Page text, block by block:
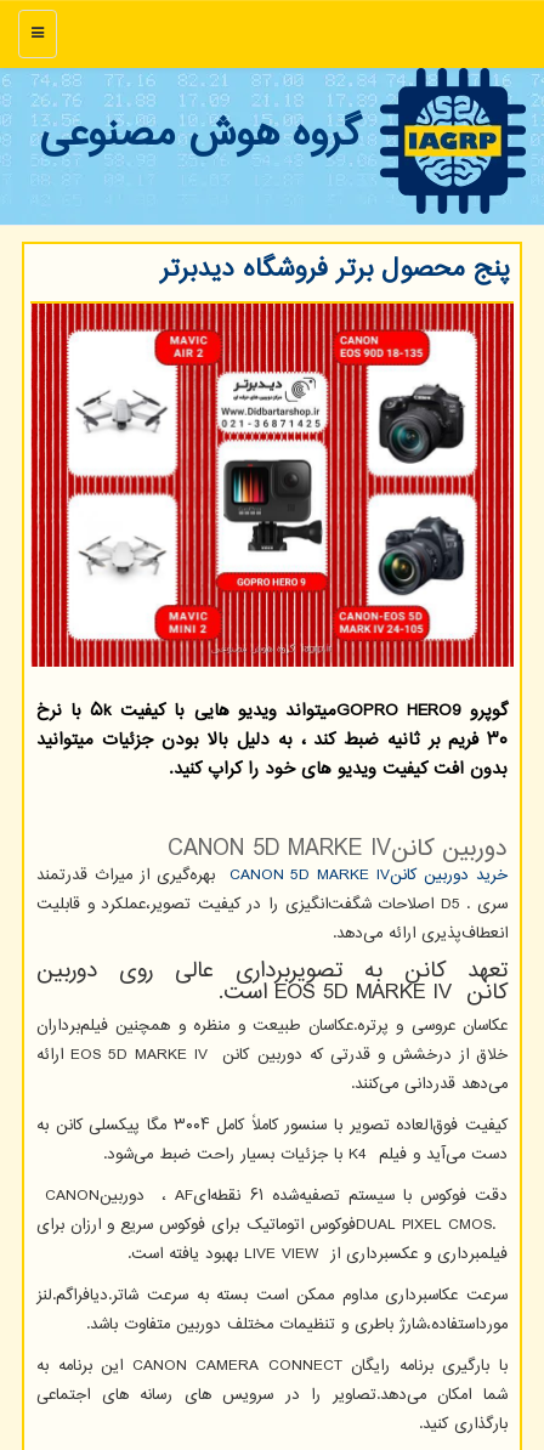
منو
گروه هوش مصنوعی
پنج محصول برتر فروشگاه دیدبرتر
گوپرو GOPRO HERO9میتواند ویدیو هایی با كیفیت ۵k با نرخ
۳۰ فریم بر ثانیه ضبط كند ، به دلیل بالا بودن جزئیات میتوانید
بدون افت كیفیت ویدیو های خود را كراپ كنید.
دوربین کاننCANON 5D MARKE IV
خرید دوربین کاننCANON 5D MARKE IV بهره‌گیری از میراث قدرتمند
سریD5 . اصلاحات شگفت‌انگیزی را در کیفیت تصویر،عملکرد و قابلیت
انعطاف‌پذیری ارائه می‌دهد.
تعهد کانن به تصویربرداری عالی روی دوربین
کانن EOS 5D MARKE IVاست.
عکاسان عروسی و پرتره.عکاسان طبیعت و منظره و همچنین فیلم‌برداران
خلاق از درخشش و قدرتی که دوربین کاننEOS 5D MARKE IV ارائه
می‌دهد قدردانی می‌کنند.
کیفیت فوق‌العاده تصویر با سنسور کاملاً کامل ۳۰۰۴ مگا پیکسلی کانن به
دست می‌آید و فیلم K4 با جزئیات بسیار راحت ضبط می‌شود.
دقت فوکوس با سیستم تصفیه‌شده ۶۱ نقطه‌ای
AF ، دوربینCANON
DUAL PIXEL CMOS.فوکوس اتوماتیک برای فوکوس سریع و ارزان برای
فیلمبرداری و عکسبرداری از LIVE VIEW بهبود یافته است.
سرعت عکاسبرداری مداوم ممکن است بسته به سرعت شاتر.دیافراگم.لنز
مورداستفاده،شارژ باطری و تنظیمات مختلف دوربین متفاوت باشد.
با بارگیری برنامه رایگانCANON CAMERA CONNECT این برنامه به
شما امکان می‌دهد.تصاویر را در سرویس های رسانه های اجتماعی
بارگذاری کنید.